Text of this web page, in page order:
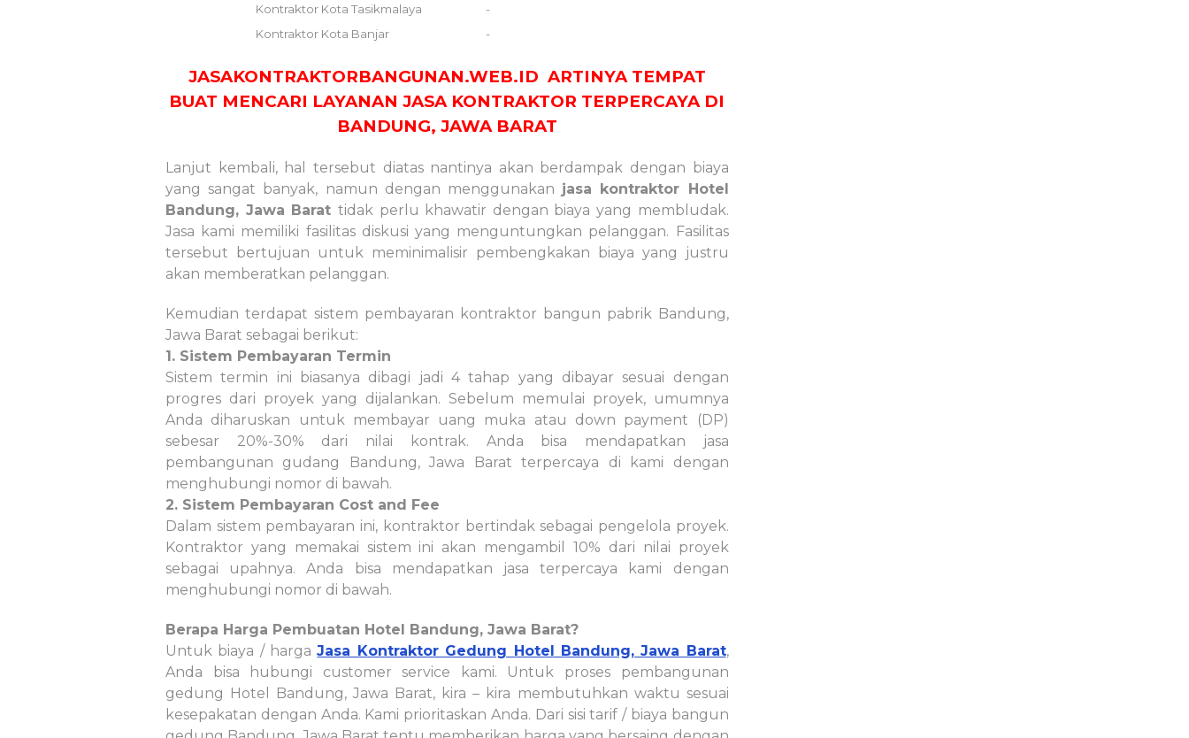
Kontraktor Kota Tasikmalaya
-
Kontraktor Kota Banjar
-
JASAKONTRAKTORBANGUNAN.WEB.ID ARTINYA TEMPAT
BUAT MENCARI LAYANAN JASA KONTRAKTOR TERPERCAYA DI
BANDUNG, JAWA BARAT
Lanjut kembali, hal tersebut diatas nantinya akan berdampak dengan biaya
yang sangat banyak, namun dengan menggunakan jasa kontraktor Hotel
Bandung, Jawa Barat tidak perlu khawatir dengan biaya yang membludak.
Jasa kami memiliki fasilitas diskusi yang menguntungkan pelanggan. Fasilitas
tersebut bertujuan untuk meminimalisir pembengkakan biaya yang justru
akan memberatkan pelanggan.
Kemudian terdapat sistem pembayaran kontraktor bangun pabrik Bandung,
Jawa Barat sebagai berikut:
1. Sistem Pembayaran Termin
Sistem termin ini biasanya dibagi jadi 4 tahap yang dibayar sesuai dengan
progres dari proyek yang dijalankan. Sebelum memulai proyek, umumnya
Anda diharuskan untuk membayar uang muka atau down payment (DP)
sebesar 20%-30% dari nilai kontrak. Anda bisa mendapatkan jasa
pembangunan gudang Bandung, Jawa Barat terpercaya di kami dengan
menghubungi nomor di bawah.
2. Sistem Pembayaran Cost and Fee
Dalam sistem pembayaran ini, kontraktor bertindak sebagai pengelola proyek.
Kontraktor yang memakai sistem ini akan mengambil 10% dari nilai proyek
sebagai upahnya. Anda bisa mendapatkan jasa terpercaya kami dengan
menghubungi nomor di bawah.
Berapa Harga Pembuatan Hotel Bandung, Jawa Barat?
Untuk biaya / hargaJasa Kontraktor Gedung Hotel Bandung, Jawa Barat,
Anda bisa hubungi customer service kami. Untuk proses pembangunan
gedung Hotel Bandung, Jawa Barat, kira – kira membutuhkan waktu sesuai
kesepakatan dengan Anda. Kami prioritaskan Anda. Dari sisi tarif / biaya bangun